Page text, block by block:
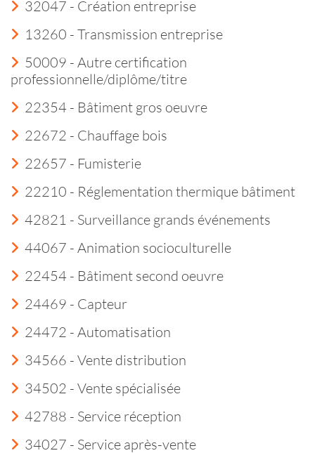
32047 - Création entreprise
13260 - Transmission entreprise
50009 - Autre certification
professionnelle/diplôme/titre
22354 - Bâtiment gros oeuvre
22672 - Chauffage bois
22657 - Fumisterie
22210 - Réglementation thermique bâtiment
42821 - Surveillance grands événements
44067 - Animation socioculturelle
22454 - Bâtiment second oeuvre
24469 - Capteur
24472 - Automatisation
34566 - Vente distribution
34502 - Vente spécialisée
42788 - Service réception
34027 - Service après-vente